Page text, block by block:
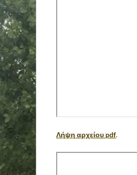
Λήψη αρχείου pdf.